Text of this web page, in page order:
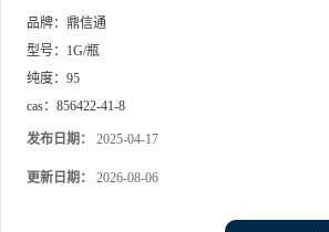
品牌： 鼎信通
型号： 1G/瓶
纯度： 95
cas： 856422-41-8
发布日期： 2025-04-17
更新日期： 2026-08-06